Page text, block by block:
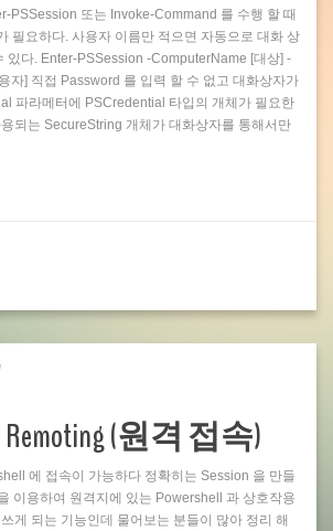
PSSession 또는 Invoke-Command 를 수행 할 때
필요하다. 사용자 이름만 적으면 자동으로 대화 상
있다. Enter-PSSession -ComputerName [대상] -
자] 직접 Password 를 입력 할 수 없고 대화상자가
파라메터에 PSCredential 타입의 개체가 필요한
되는 SecureString 개체가 대화상자를 통해서만
Remoting (원격 접속)
에 접속이 가능하다 정확히는 Session 을 만들
이용하여 원격지에 있는 Powershell 과 상호작용
게 되는 기능인데 물어보는 분들이 많아 정리 해